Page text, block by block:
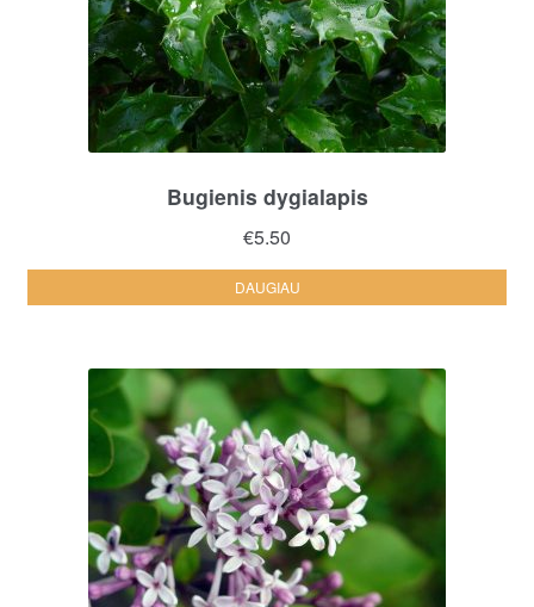
Bugienis dygialapis
€5.50
DAUGIAU